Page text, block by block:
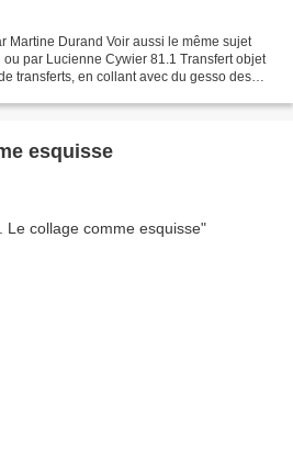
Martine Durand Voir aussi le même sujet
par Lucienne Cywier 81.1 Transfert objet
transferts, en collant avec du gesso des
esquisse